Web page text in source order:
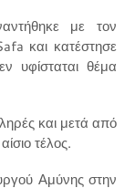
με τον
και κατέστησε
υφίσταται θέμα
και μετά από
τέλος.
Αμύνης στην